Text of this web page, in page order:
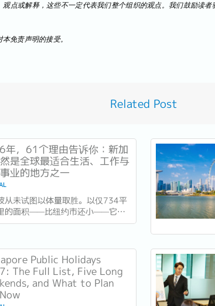
观点或解释，这些不一定代表我们整个组织的观点。我们鼓励读
免责声明的接受。
Related Post
年，61个理由告诉你：新加
是全球最适合生活、工作与
业的地方之一
从未试图以体量取胜。以仅734平
的面积——比纽约市还小——它靠
力竞争。独立61年后，这场押注在
最佳机场，跻身全球最安全国家之
刚刚超越了花了两个世纪才建立起
誉的瑞士，夺得一项全球主要竞争
Public Holidays
The Full List, Five Long
and What to Plan